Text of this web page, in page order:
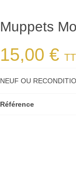
Muppets
15,00 €
NEUF OU
Référence